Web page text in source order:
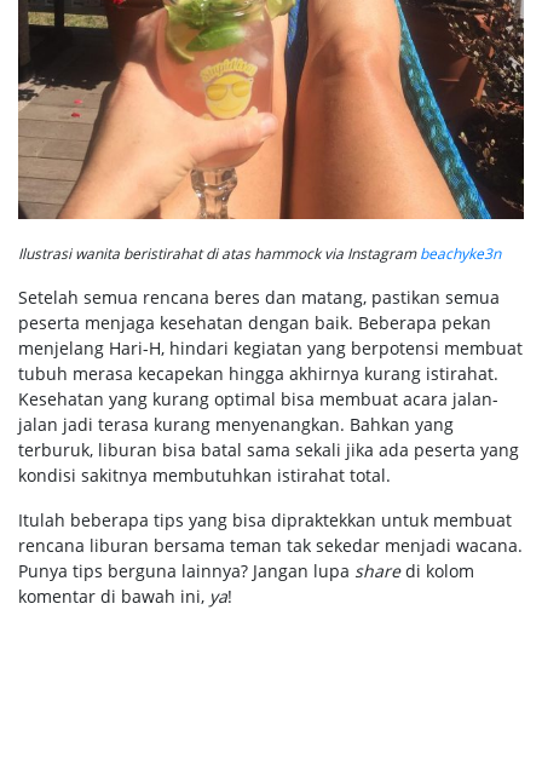
Ilustrasi wanita beristirahat di atas hammock via Instagrambeachyke3n
Setelah semua rencana beres dan matang, pastikan semua
peserta menjaga kesehatan dengan baik. Beberapa pekan
menjelang Hari-H, hindari kegiatan yang berpotensi membuat
tubuh merasa kecapekan hingga akhirnya kurang istirahat.
Kesehatan yang kurang optimal bisa membuat acara jalan-
jalan jadi terasa kurang menyenangkan. Bahkan yang
terburuk, liburan bisa batal sama sekali jika ada peserta yang
kondisi sakitnya membutuhkan istirahat total.
Itulah beberapa tips yang bisa dipraktekkan untuk membuat
rencana liburan bersama teman tak sekedar menjadi wacana.
Punya tips berguna lainnya? Jangan lupa sharedi kolom
komentar di bawah ini, ya!